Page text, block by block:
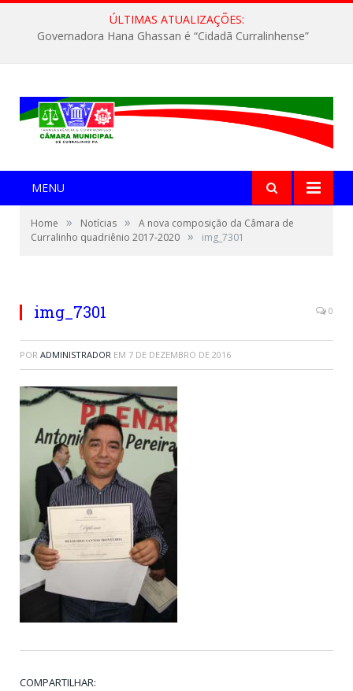
ÚLTIMAS ATUALIZAÇÕES:
Governadora Hana Ghassan é “Cidadã Curralinhense”
MENU
Home » Notícias »
A nova composição da Câmara de
Curralinho quadriênio 2017-2020 » img_7301
img_7301 0
POR ADMINISTRADOR EM 7 DE DEZEMBRO DE 2016
COMPARTILHAR: